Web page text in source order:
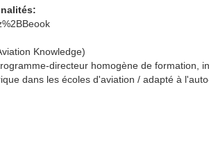
Knowledge)
directeur homogène de formation,
dans les écoles d'aviation / adapté à